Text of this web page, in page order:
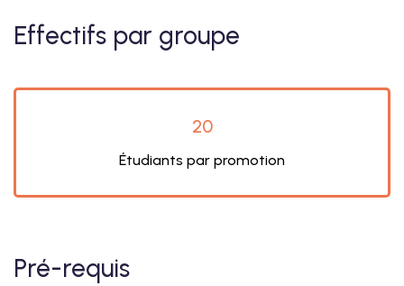
Effectifs par groupe
20
Étudiants par promotion
Pré-requis